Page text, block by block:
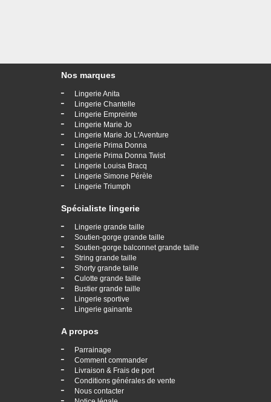
Nos marques
- Lingerie Anita
- Lingerie Chantelle
- Lingerie Empreinte
- Lingerie Marie Jo
- Lingerie Marie Jo L'Aventure
- Lingerie Prima Donna
- Lingerie Prima Donna Twist
- Lingerie Louisa Bracq
- Lingerie Simone Pérèle
- Lingerie Triumph
Spécialiste lingerie
- Lingerie grande taille
- Soutien-gorge grande taille
- Soutien-gorge balconnet grande taille
- String grande taille
- Shorty grande taille
- Culotte grande taille
- Bustier grande taille
- Lingerie sportive
- Lingerie gainante
A propos
- Parrainage
- Comment commander
- Livraison & Frais de port
- Conditions générales de vente
- Nous contacter